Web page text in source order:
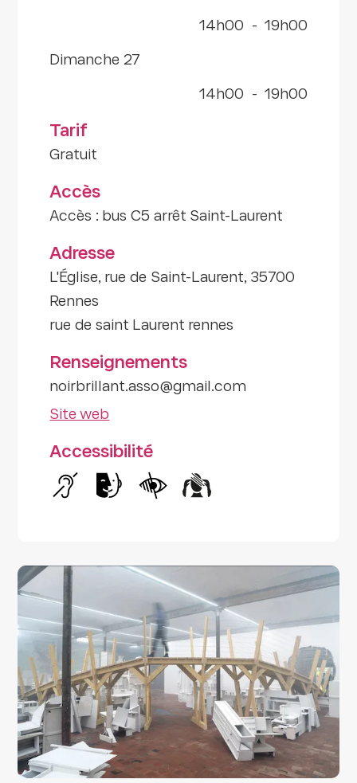
14h00 - 19h00
dimanche 27
14h00 - 19h00
Tarif
Gratuit
Accès
Accès : bus C5 arrêt Saint-Laurent
Adresse
L'Église, rue de Saint-Laurent, 35700
Rennes
rue de saint Laurent rennes
Renseignements
noirbrillant.asso@gmail.com
Site web
Accessibilité
Handicap auditif
Handicap intellectuel
Handicap visuel